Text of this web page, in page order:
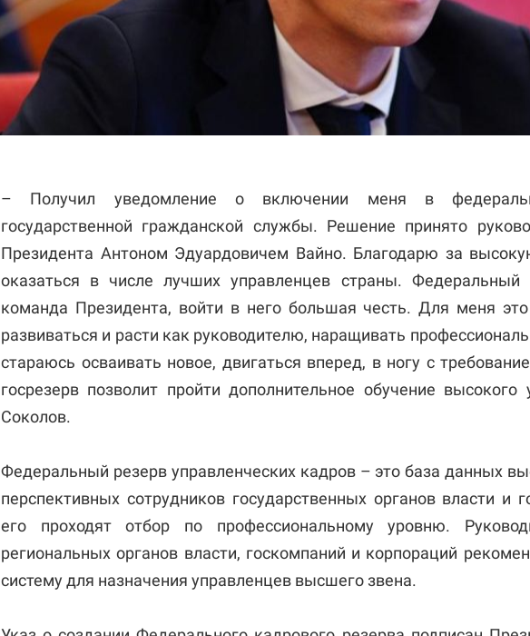
– Получил уведомление о включении меня в
государственной гражданской службы. Решение принято
Президента Антоном Эдуардовичем Вайно. Благодарю за
оказаться в числе лучших управленцев страны.
команда Президента, войти в него большая честь. Для меня
развиваться и расти как руководителю, наращивать
стараюсь осваивать новое, двигаться вперед, в ногу с
госрезерв позволит пройти дополнительное обучение
Соколов.
Федеральный резерв управленческих кадров – это база данных
перспективных сотрудников государственных органов власти и
его проходят отбор по профессиональному уровню.
региональных органов власти, госкомпаний и корпораций
систему для назначения управленцев высшего звена.